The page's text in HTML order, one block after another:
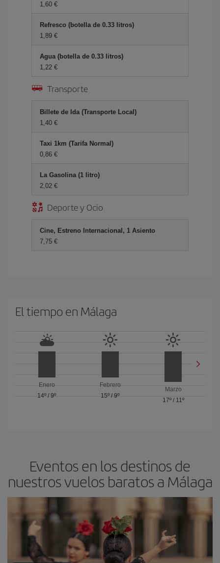
1,60 €
Refresco (botella de 0.33 litros)
1,89 €
Agua (botella de 0.33 litros)
1,22 €
Transporte
Billete de Ida (Transporte Local)
1,40 €
Taxi 1km (Tarifa Normal)
0,86 €
La Gasolina (1 litro)
2,02 €
Deporte y Ocio
Cine, Estreno Internacional, 1 Asiento
7,75 €
El tiempo en Málaga
Enero
14º /9º
Febrero
15º / 9º
Marzo
17º/ 11º
Eventos en los destinos de
nuestros vuelos baratos a Málaga